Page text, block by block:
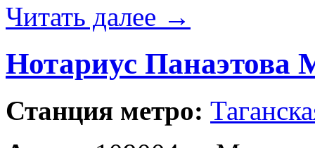
Читать далее →
Нотариус Панаэтова
Станция метро: